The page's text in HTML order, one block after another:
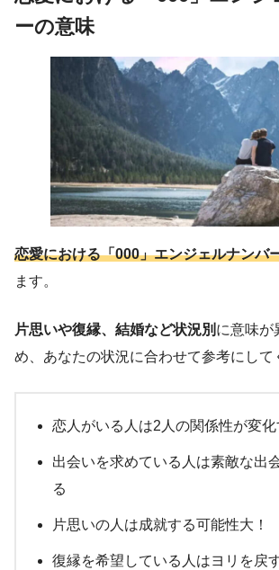
ーの意味
恋愛における「000」エンジェルナンバ
ます。
片思いや復縁、結婚など状況別 に意味が
め、あなたの状況に合わせて参考にして
恋人がいる人は2人の関係性が変化
出会いを求めている人は素敵な出
る
片思いの人は成就する可能性大！
復縁を希望している人はヨリを戻